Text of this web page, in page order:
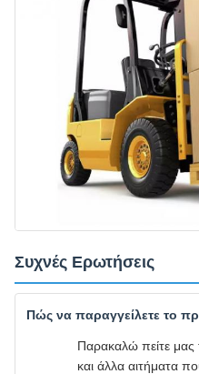
Συχνές Ερωτήσεις
Πώς να παραγγείλετε το
Παρακαλώ πείτε μας
και άλλα αιτήματα